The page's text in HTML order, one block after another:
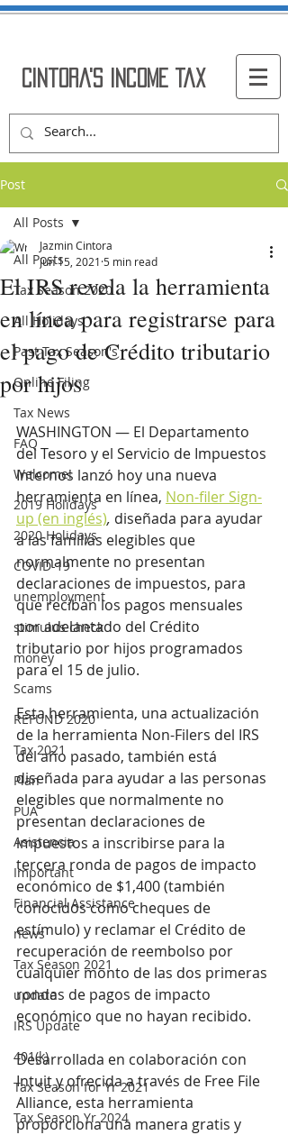
Cintora's Income Tax
Post
All Posts
Tax Season 2020
All Holidays
Past Tax Season's
Online Filing
Tax News
FAQ
Welcome!
2019 Holidays
2020 Holidays
COVID-19
unemployment
stimulus check
money
Scams
REFUND 2020
Tax 2021
Plan
PUA
Asistencia
Important
Financial Assistance
news
Tax Season 2021
update
IRS Update
401(k)
Tax Season for Yr 2021
Tax Season Yr 2024
All Posts
El IRS revela la herramienta
en línea para registrarse para
el pago de Crédito tributario
por hijos
Jazmin Cintora
Jun 15, 2021 5 min read
WASHINGTON — El Departamento
del Tesoro y el Servicio de Impuestos
Internos lanzó hoy una nueva
herramienta en línea, Non-filer Sign-
up (en inglés), diseñada para ayudar
a las familias elegibles que
normalmente no presentan
declaraciones de impuestos, para
que reciban los pagos mensuales
por adelantado del Crédito
tributario por hijos programados
para el 15 de julio.
Esta herramienta, una actualización
de la herramienta Non-Filers del IRS
del año pasado, también está
diseñada para ayudar a las personas
elegibles que normalmente no
presentan declaraciones de
impuestos a inscribirse para la
tercera ronda de pagos de impacto
económico de $1,400 (también
conocidos como cheques de
estímulo) y reclamar el Crédito de
recuperación de reembolso por
cualquier monto de las dos primeras
rondas de pagos de impacto
económico que no hayan recibido.
Desarrollada en colaboración con
Intuit y ofrecida a través de Free File
Alliance, esta herramienta
proporciona una manera gratis y